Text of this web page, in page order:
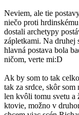
Neviem, ale tie
niečo proti
dostali archetypy
zápletkami. Na druhej
hlavná postava bola
ničom, verte mi:D
Ak by som to tak
tak za srdce, skôr
len kvôli tomu svetu a
ktovie, možno v